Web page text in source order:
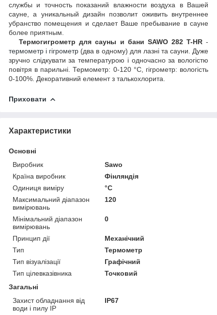
службы и точность показаний влажности воздуха в Вашей
сауне, а уникальный дизайн позволит оживить внутреннее
убранство помещения и сделает Ваше пребывание в сауне
более приятным.
Термогигрометр для сауны и бани SAWO 282 T-HR-
термометр і гігрометр (два в одному) для лазні та сауни. Дуже
зручно слідкувати за температурою і одночасно за вологістю
повітря в парильні. Термометр: 0-120 °С, гігрометр: вологість
0-100%. Декоративний елемент з талькохлорита.
Приховати
Характеристики
Основні
Виробник
Sawo
Країна виробник
Фінляндія
Одиниця виміру
°С
Максимальний діапазон
вимірювань
120
Мінімальний діапазон
вимірювань
0
Принцип дії
Механічний
Тип
Термометр
Тип візуалізації
Графічний
Тип цілевказівника
Точковий
Загальні
Захист обладнання від
води і пилу IP
IP67